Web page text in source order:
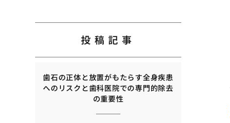
投稿記事
歯石の正体と放置がもたらす全身疾患
へのリスクと歯科医院での専門的除去
の重要性